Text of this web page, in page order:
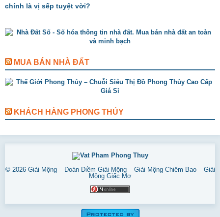
chính là vị sếp tuyệt vời?
MUA BÁN NHÀ ĐẤT
KHÁCH HÀNG PHONG THỦY
© 2026 Giải Mộng – Đoán Điềm Giải Mộng – Giải Mộng Chiêm Bao – Giải
Mộng Giấc Mơ